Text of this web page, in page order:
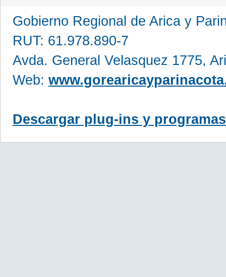
Gobierno Regional de Arica y
RUT: 61.978.890-7
Avda. General Velasquez 1775,
Web:
Descargar plug-ins y